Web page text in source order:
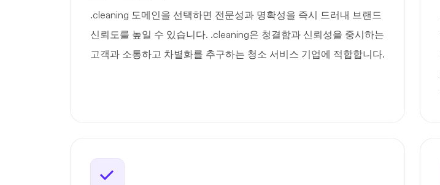
.cleaning 도메인을 선택하면 전문성과 명확성을 즉시 드러내 브랜드
신뢰도를 높일 수 있습니다. .cleaning은 청결함과 신뢰성을 중시하는
고객과 소통하고 차별화를 추구하는 청소 서비스 기업에 적합합니다.